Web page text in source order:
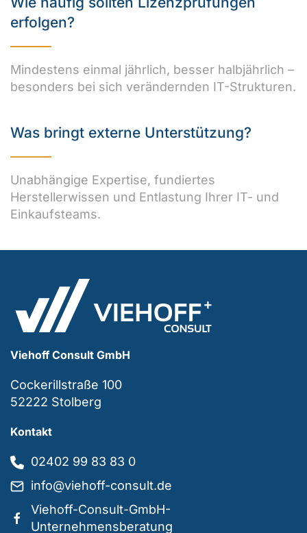
erfolgen?
Mindestens einmal jährlich, besser halbjährlich –
besonders bei sich verändernden IT-Strukturen.
Was bringt externe Unterstützung?
Unabhängige Expertise, fundiertes
Herstellerwissen und Entlastung Ihrer IT- und
Einkaufsteams.
Viehoff Consult GmbH
Cockerillstraße 100
52222 Stolberg
Kontakt
02402 99 83 83 0
info@viehoff-consult.de
Viehoff-Consult-GmbH-
Unternehmensberatung